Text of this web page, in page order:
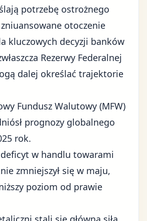
potrzebę ostrożnego
otoczenie
kluczowych decyzji banków
Rezerwy Federalnej
dalej określać trajektorie
Fundusz Walutowy (MFW)
prognozy globalnego
rok.
w handlu towarami
zmniejszył się w maju,
poziom od prawie